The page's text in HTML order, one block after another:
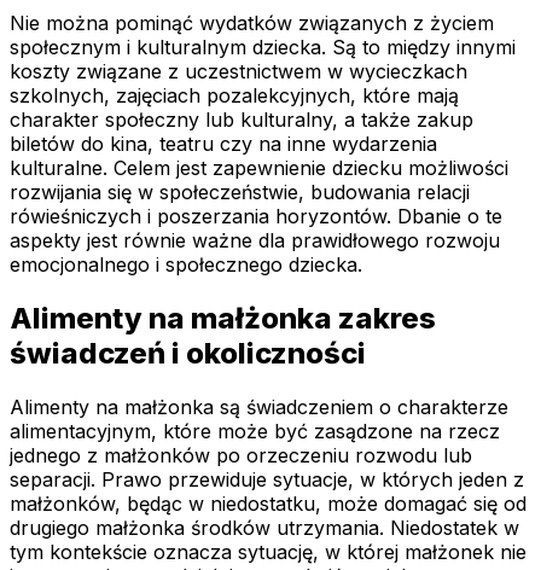
Nie można pominąć wydatków związanych z życiem
społecznym i kulturalnym dziecka. Są to między innymi
koszty związane z uczestnictwem w wycieczkach
szkolnych, zajęciach pozalekcyjnych, które mają
charakter społeczny lub kulturalny, a także zakup
biletów do kina, teatru czy na inne wydarzenia
kulturalne. Celem jest zapewnienie dziecku możliwości
rozwijania się w społeczeństwie, budowania relacji
rówieśniczych i poszerzania horyzontów. Dbanie o te
aspekty jest równie ważne dla prawidłowego rozwoju
emocjonalnego i społecznego dziecka.
Alimenty na małżonka zakres
świadczeń i okoliczności
Alimenty na małżonka są świadczeniem o charakterze
alimentacyjnym, które może być zasądzone na rzecz
jednego z małżonków po orzeczeniu rozwodu lub
separacji. Prawo przewiduje sytuacje, w których jeden z
małżonków, będąc w niedostatku, może domagać się od
drugiego małżonka środków utrzymania. Niedostatek w
tym kontekście oznacza sytuację, w której małżonek nie